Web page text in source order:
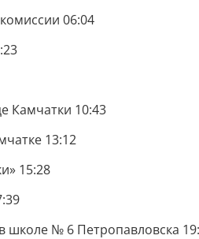
06:04
Камчатки 10:43
13:12
15:28
школе № 6 Петропавловска